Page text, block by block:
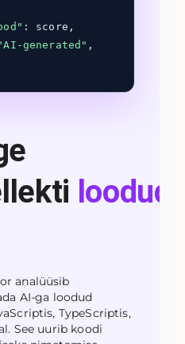
: score,
generated" ,
loodud
analüüsib
AI-ga loodud
TypeScriptis,
See uurib koodi